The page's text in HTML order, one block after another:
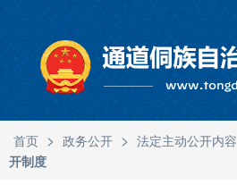
首页 > 政务公开 > 法定主动公开内容
开制度